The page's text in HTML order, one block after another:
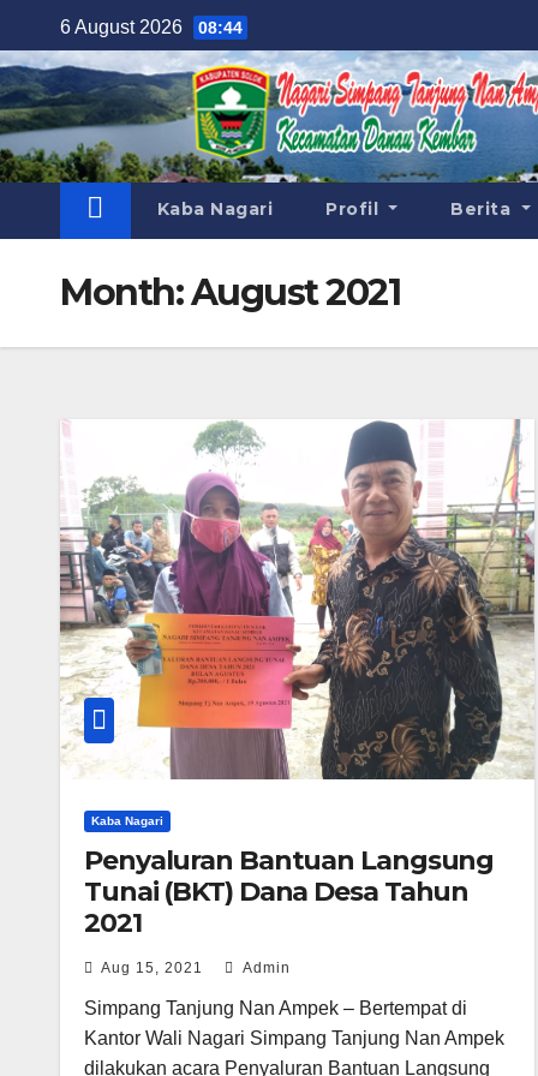
content
6 August 2026 08:44
Kaba Nagari Profil Berita
Month:August 2021
Kaba Nagari
Penyaluran Bantuan Langsung
Tunai (BKT) Dana Desa Tahun
2021
Aug 15, 2021 Admin
Simpang Tanjung Nan Ampek – Bertempat di
Kantor Wali Nagari Simpang Tanjung Nan Ampek
dilakukan acara Penyaluran Bantuan Langsung